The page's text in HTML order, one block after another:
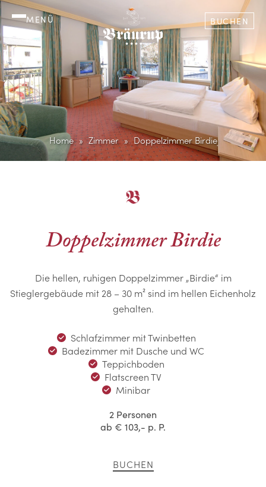
MENÜ BUCHEN
Home Zimmer Doppelzimmer Birdie
Doppelzimmer Birdie
Die hellen, ruhigen Doppelzimmer „Birdie“ im
Stieglergebäude mit 28 – 30 m² sind im hellen Eichenholz
gehalten.
Schlafzimmer mit Twinbetten
Badezimmer mit Dusche und WC
Teppichboden
Flatscreen TV
Minibar
2 Personen
ab € 103,- p. P.
BUCHEN